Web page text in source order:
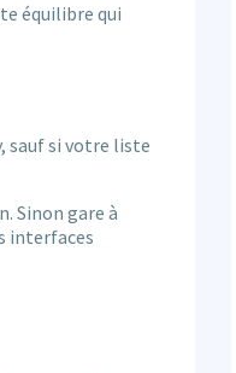
équilibre qui
sauf si votre liste
Sinon gare à
interfaces